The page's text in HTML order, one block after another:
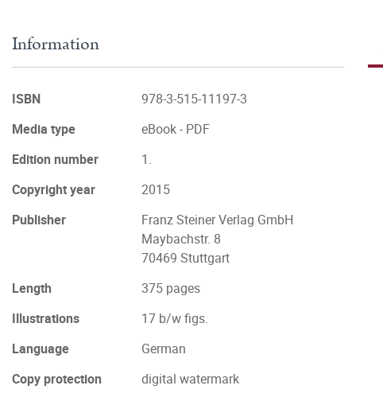
Information
ISBN
978-3-515-11197-3
Media type
eBook - PDF
Edition number
1.
Copyright year
2015
Publisher
Franz Steiner Verlag GmbH
Maybachstr. 8
70469 Stuttgart
Length
375 pages
Illustrations
17 b/w figs.
Language
German
Copy protection
digital watermark